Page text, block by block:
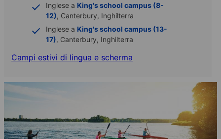
Inglese a King's school campus (8-
12), Canterbury, Inghilterra
Inglese a King's school campus (13-
17), Canterbury, Inghilterra
Campi estivi di lingua e scherma